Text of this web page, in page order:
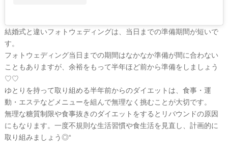
結婚式と違いフォトウェディングは、当日までの準備期間が短いで
す。
フォトウェディング当日までの期間はなかなか準備が間に合わない
こともありますが、余裕をもって半年ほど前から準備をしましょう
♡♡
ゆとりを持って取り組める半年前からのダイエットは、食事・運
動・エステなどメニューを組んで無理なく挑むことが大切です。
無理な糖質制限や食事抜きのダイエットをするとリバウンドの原因
にもなります。一度不規則な生活習慣や食生活を見直し、計画的に
取り組みましょう◎⁺
ウ
ェ
カ
ム
ス
ス
プ
チ
ア
テ
ム